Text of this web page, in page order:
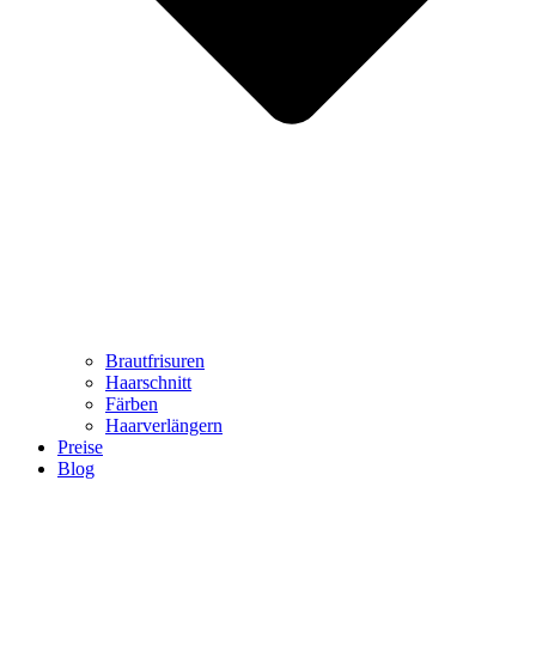
Brautfrisuren
Haarschnitt
Färben
Haarverlängern
Preise
Blog